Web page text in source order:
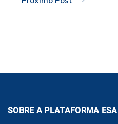
SOBRE A PLATAFORMA ESA